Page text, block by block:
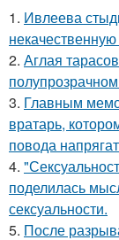
1. Ивлеева
некачественную
2. Аглая
3. Главным
вратарь,
повода
4.
поделилась
сексуальности.
5. После